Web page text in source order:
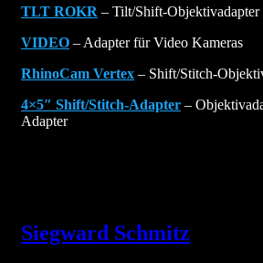
TLT ROKR – Tilt/Shift-Objektivadapter
VIDEO – Adapter für Video Kameras
RhinoCam Vertex – Shift/Stitch-
4×5″ Shift/Stitch-Adapter –
Adapter
Siegward Schmitz